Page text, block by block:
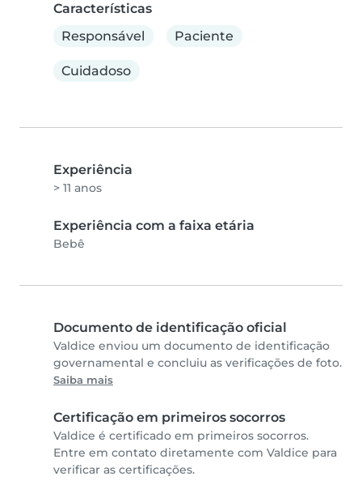
Características
Responsável
Paciente
Cuidadoso
Experiência
> 11 anos
Experiência com a faixa etária
Bebê
Documento de identificação oficial
Valdice enviou um documento de identificação
governamental e concluiu as verificações de foto.
Saiba mais
Certificação em primeiros socorros
Valdice é certificado em primeiros socorros.
Entre em contato diretamente com Valdice para
verificar as certificações.